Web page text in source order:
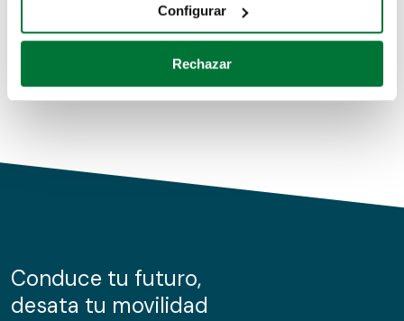
Identificar su dispositivo analizándolo activamente
para buscar características específicas (huellas
Obtenga más información sobre cómo se procesan sus
de cookies.
información sobre el uso que haga del sitio web con
nuestros partners de redes sociales, publicidad y análisis
Configurar
Rechazar
Conduce tu futuro,
desata tu movilidad